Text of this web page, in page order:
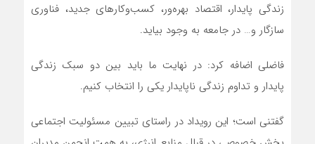
زندگی پایدار، اقتصاد بهره‌ور، کسب‌وکارهای جدید، فناوری
سازگار و… در جامعه به وجود بیاید.
فاضلی اضافه کرد: در نهایت ما باید بین دو سبک زندگی
پایدار و تداوم زندگی ناپایدار یکی را انتخاب کنیم.
گفتنی است؛ این رویداد در راستای تبیین مسئولیت اجتماعی